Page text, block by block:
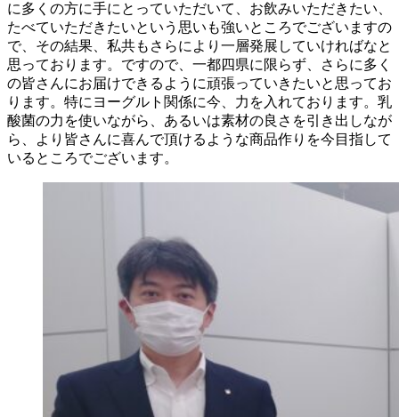
に多くの方に手にとっていただいて、お飲みいただきたい、
たべていただきたいという思いも強いところでございますの
で、その結果、私共もさらにより一層発展していければなと
思っております。ですので、一都四県に限らず、さらに多く
の皆さんにお届けできるように頑張っていきたいと思ってお
ります。特にヨーグルト関係に今、力を入れております。乳
酸菌の力を使いながら、あるいは素材の良さを引き出しなが
ら、より皆さんに喜んで頂けるような商品作りを今目指して
いるところでございます。